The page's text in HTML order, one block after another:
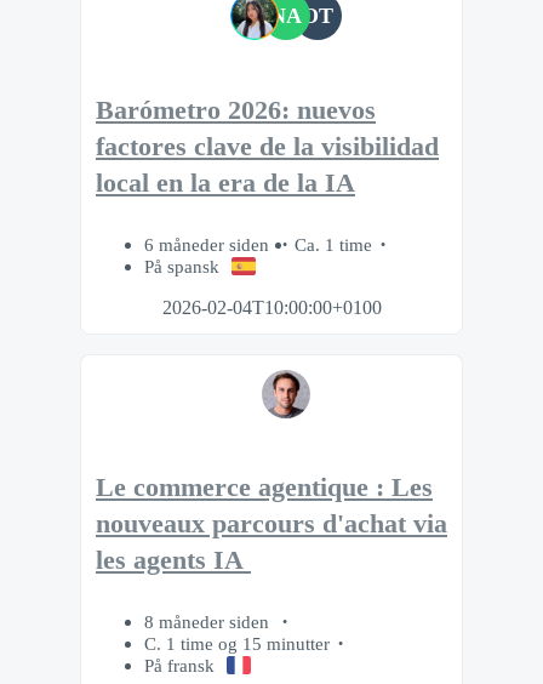
NA OT
Barómetro 2026: nuevos
factores clave de la visibilidad
local en la era de la IA
6 måneder siden
Ca. 1 time
På spansk
2026-02-04T10:00:00+0100
Le commerce agentique : Les
nouveaux parcours d'achat via
les agents IA
8 måneder siden
C. 1 time og 15 minutter
På fransk